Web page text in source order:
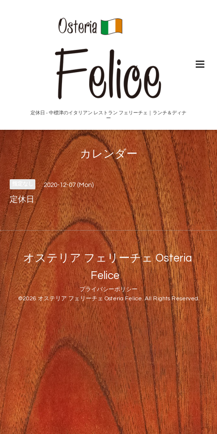
定休日 - 中標津のイタリアン レストラン フェリーチェ｜ランチ＆ディナ
ー
カレンダー
2020-12-07 (Mon)
定休日
オステリア フェリーチェ Osteria
Felice
プライバシーポリシー
©2026オステリア フェリーチェ Osteria Felice. All Rights Reserved.